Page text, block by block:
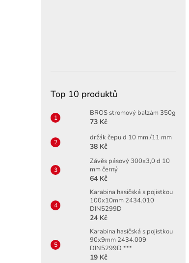
Top 10 produktů
BROS stromový balzám 350g
73 Kč
držák čepu d 10 mm /11 mm
38 Kč
Závěs pásový 300x3,0 d 10
mm černý
64 Kč
Karabina hasičská s pojistkou
100x10mm 2434.010
DIN5299D
24 Kč
Karabina hasičská s pojistkou
90x9mm 2434.009
DIN5299D ***
19 Kč